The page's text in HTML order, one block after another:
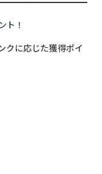
ト！
クに応じた獲得ポイ